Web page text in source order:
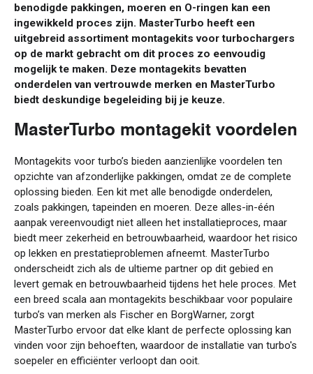
benodigde pakkingen, moeren en O-ringen kan een
ingewikkeld proces zijn. MasterTurbo heeft een
uitgebreid assortiment montagekits voor turbochargers
op de markt gebracht om dit proces zo eenvoudig
mogelijk te maken. Deze montagekits bevatten
onderdelen van vertrouwde merken en MasterTurbo
biedt deskundige begeleiding bij je keuze.
MasterTurbo montagekit voordelen
Montagekits voor turbo’s bieden aanzienlijke voordelen ten
opzichte van afzonderlijke pakkingen, omdat ze de complete
oplossing bieden. Een kit met alle benodigde onderdelen,
zoals pakkingen, tapeinden en moeren. Deze alles-in-één
aanpak vereenvoudigt niet alleen het installatieproces, maar
biedt meer zekerheid en betrouwbaarheid, waardoor het risico
op lekken en prestatieproblemen afneemt. MasterTurbo
onderscheidt zich als de ultieme partner op dit gebied en
levert gemak en betrouwbaarheid tijdens het hele proces. Met
een breed scala aan montagekits beschikbaar voor populaire
turbo’s van merken als Fischer en BorgWarner, zorgt
MasterTurbo ervoor dat elke klant de perfecte oplossing kan
vinden voor zijn behoeften, waardoor de installatie van turbo's
soepeler en efficiënter verloopt dan ooit.